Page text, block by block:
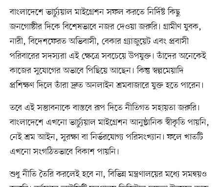
বাংলাদেশে ভার্চ্যুয়াল মাইগ্রেশন সফল করতে নির্দিষ্ট কিছু
জনগোষ্ঠীর দিকে বিশেষভাবে নজর দেওয়া জরুরি। গ্রামীণ যুবক,
নারী, বিদেশফেরত অভিবাসী, বেকার গ্র্যাজুয়েট এবং প্রবাসী
পরিবারের সদস্যরা এই ক্ষেত্রে সবচেয়ে উপযুক্ত। তাঁদের অনেকেই
কাজের সুযোগের অভাবে পিছিয়ে আছেন। কিন্তু স্বল্পমেয়াদি
প্রশিক্ষণ দিলে তাঁরা দ্রুত অনলাইন শ্রমবাজারে যুক্ত হতে পারেন।
তবে এই সম্ভাবনাকে বাস্তবে রূপ দিতে নীতিগত সহায়তা জরুরি।
বাংলাদেশে এখনো ভার্চ্যুয়াল মাইগ্রেশন আনুষ্ঠানিক স্বীকৃতি পায়নি,
নেই শ্রম আইন, সুরক্ষা বা নির্ভরযোগ্য পরিসংখ্যান। ফলে খাতটি
এখনো সংগঠিতভাবে বিকাশ পায়নি।
শুধু নীতি তৈরি করলেই হবে না, বিভিন্ন মন্ত্রণালয়ের মধ্যে সমন্বয়ও